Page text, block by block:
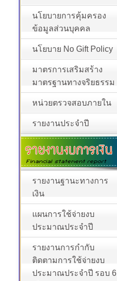
นโยบายการคุ้มครอง
ข้อมูลส่วนบุคคล
นโยบาย No Gift Policy
มาตรการเสริมสร้าง
มาตรฐานทางจริยธรรม
หน่วยตรวจสอบภายใน
รายงานประจำปี
รายงานฐานะทางการ
เงิน
แผนการใช้จ่ายงบ
ประมาณประจำปี
รายงานการกำกับ
ติดตามการใช้จ่ายงบ
ประมาณประจำปี รอบ 6